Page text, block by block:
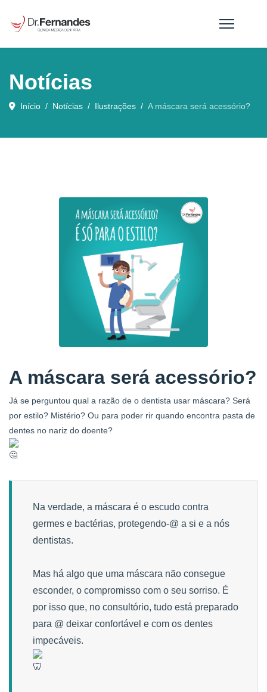
Notícias
Início Notícias Ilustrações A máscara será acessório?
A máscara será acessório?
Já se perguntou qual a razão de o dentista usar máscara? Será
por estilo? Mistério? Ou para poder rir quando encontra pasta de
dentes no nariz do doente?
Na verdade, a máscara é o escudo contra
germes e bactérias, protegendo-@ a si e a nós
dentistas.
Mas há algo que uma máscara não consegue
esconder, o compromisso com o seu sorriso. É
por isso que, no consultório, tudo está preparado
para @ deixar confortável e com os dentes
impecáveis.